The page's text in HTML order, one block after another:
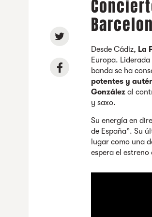
Desde Cádiz, La
Europa.
banda se ha
potentes y
González al
y saxo.
Su energía en
de España”. Su
lugar como una
espera el